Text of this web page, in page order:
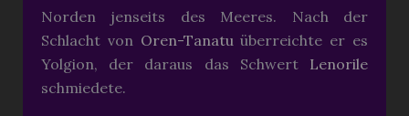
Norden jenseits des Meeres. Nach der
Schlacht von Oren-Tanatuüberreichte er es
Yolgion, der daraus das Schwert Lenorile
schmiedete.